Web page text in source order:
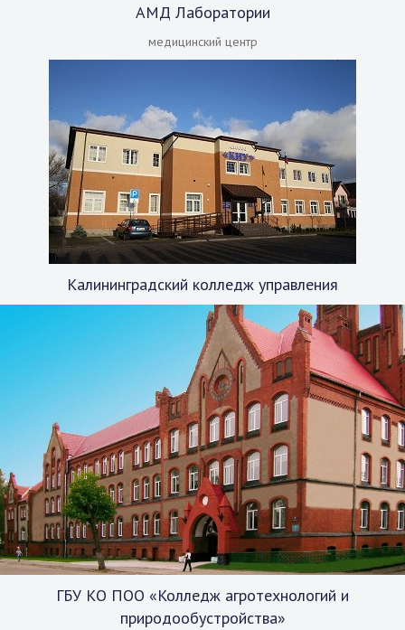
АМД Лаборатории
медицинский центр
Калининградский колледж управления
ГБУ КО ПОО «Колледж агротехнологий и
природообустройства»